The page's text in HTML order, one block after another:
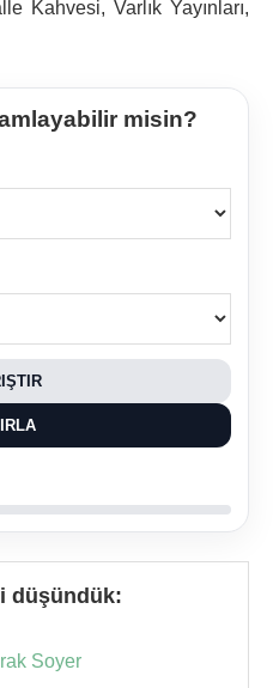
Kahvesi, Varlık Yayınları,
misin?
düşündük:
Soyer